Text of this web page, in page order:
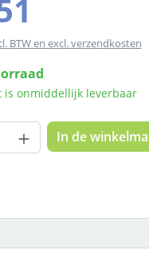
BTW en excl. verzendkosten
is onmiddellijk leverbaar
In de